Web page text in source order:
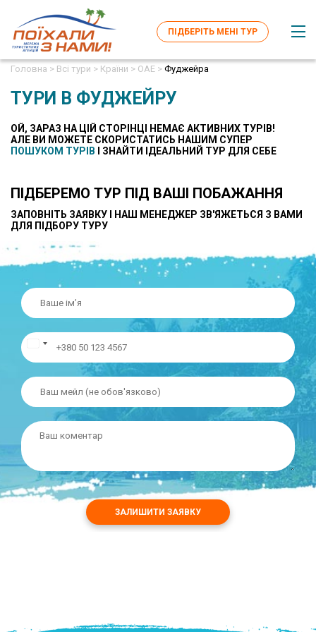
ПІДБЕРІТЬ МЕНІ ТУР
Головна > Всі тури > Країни > ОАЕ > Фуджейра
ТУРИ В ФУДЖЕЙРУ
ОЙ, ЗАРАЗ НА ЦІЙ СТОРІНЦІ НЕМАЄ АКТИВНИХ ТУРІВ!
AЛЕ ВИ МОЖЕТЕ СКОРИСТАТИСЬ НАШИМ СУПЕР
ПОШУКОМ ТУРІВ І ЗНАЙТИ ІДЕАЛЬНИЙ ТУР ДЛЯ СЕБЕ
ПІДБЕРЕМО ТУР ПІД ВАШІ ПОБАЖАННЯ
ЗАПОВНІТЬ ЗАЯВКУ І НАШ МЕНЕДЖЕР ЗВ'ЯЖЕТЬСЯ З ВАМИ
ДЛЯ ПІДБОРУ ТУРУ
ЗАЛИШИТИ ЗАЯВКУ